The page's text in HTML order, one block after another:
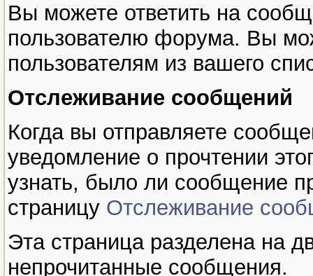
Вы можете ответить на
пользователю форума. Вы
пользователям из вашего
Отслеживание сообщений
Когда вы отправляете
уведомление о прочтении
узнать, было ли сообщение
страницу Отслеживание
Эта страница разделена на
непрочитанные сообщения.